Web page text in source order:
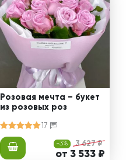
Розовая мечта – букет
из розовых роз
17
-3% 3 627 ₽
от 3 533 ₽